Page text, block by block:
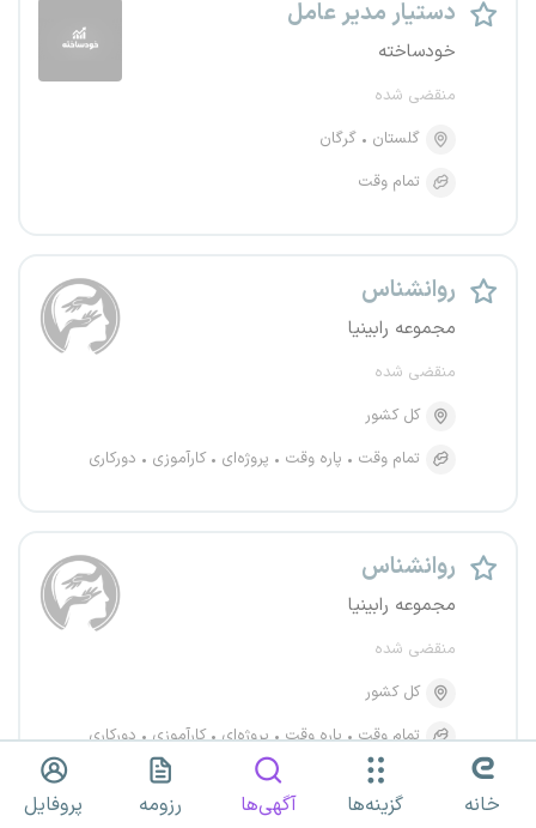
دستیار مدیر عامل
خودساخته
منقضی شده
گلستان
گرگان
تمام وقت
روانشناس
مجموعه رابینیا
منقضی شده
کل کشور
تمام وقت
پاره وقت پروژه‌ای کارآموزی دورکاری
روانشناس
مجموعه رابینیا
منقضی شده
کل کشور
تمام وقت
پاره وقت پروژه‌ای کارآموزی دورکاری
خانه گزینه‌ها آگهی‌ها رزومه پروفایل